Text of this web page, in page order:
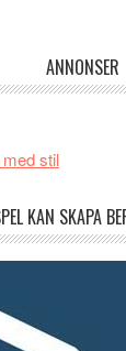
ANNONSER
stil
KAN SKAPA